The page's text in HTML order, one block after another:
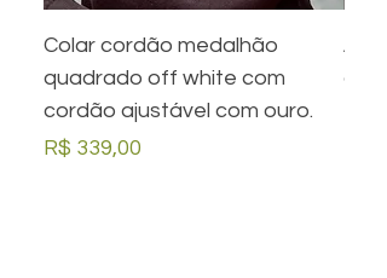
Colar cordão medalhão
quadrado off white com
cordão ajustável com ouro.
Preço
R$ 339,00